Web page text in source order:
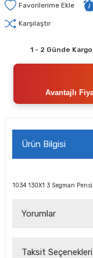
Karşılaştır
1 - 2 Günde
Avantajlı
Ürün Bilgisi
1034 130X1 3 Segman
Yorumlar
Taksit Seçenekleri